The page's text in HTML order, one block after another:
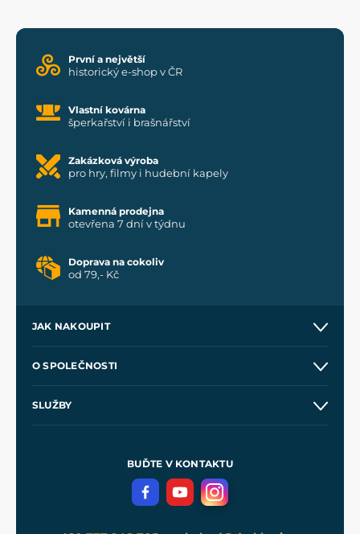
První a největší
historický e-shop v ČR
Vlastní kovárna
šperkařství i brašnářství
Zakázková výroba
pro hry, filmy i hudební kapely
Kamenná prodejna
otevřena 7 dní v týdnu
Doprava na cokoliv
od 79,- Kč
JAK NAKOUPIT
Velkoobchod
O SPOLEČNOSTI
SLUŽBY
Meče pro Kingdom Come
BUĎTE V KONTAKTU